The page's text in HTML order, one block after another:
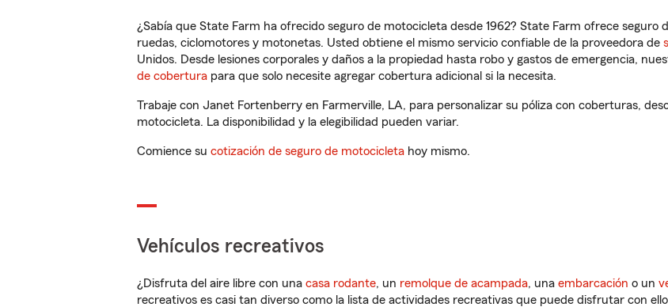
¿Sabía que State Farm ha ofrecido seguro de motocicleta desde 1962? State Farm ofrece
ruedas, ciclomotores y motonetas. Usted obtiene el mismo servicio confiable de la proveedora de
Unidos. Desde lesiones corporales y daños a la propiedad hasta robo y gastos de emergencia,
de cobertura para que solo necesite agregar cobertura adicional si la necesita.
Trabaje con Janet Fortenberry en Farmerville, LA, para personalizar su póliza con coberturas,
motocicleta. La disponibilidad y la elegibilidad pueden variar.
Comience su cotización de seguro de motocicleta hoy mismo.
Vehículos recreativos
¿Disfruta del aire libre con una casa rodante, un remolque de acampada, una embarcación o un
recreativos es casi tan diverso como la lista de actividades recreativas que puede disfrutar con